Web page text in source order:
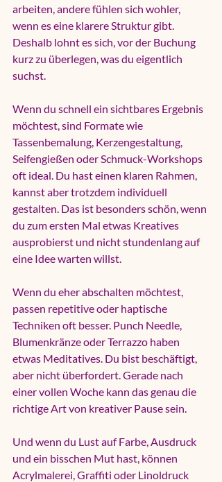
arbeiten, andere fühlen sich wohler,
wenn es eine klarere Struktur gibt.
Deshalb lohnt es sich, vor der Buchung
kurz zu überlegen, was du eigentlich
suchst.
Wenn du schnell ein sichtbares Ergebnis
möchtest, sind Formate wie
Tassenbemalung, Kerzengestaltung,
Seifengießen oder Schmuck-Workshops
oft ideal. Du hast einen klaren Rahmen,
kannst aber trotzdem individuell
gestalten. Das ist besonders schön, wenn
du zum ersten Mal etwas Kreatives
ausprobierst und nicht stundenlang auf
eine Idee warten willst.
Wenn du eher abschalten möchtest,
passen repetitive oder haptische
Techniken oft besser. Punch Needle,
Blumenkränze oder Terrazzo haben
etwas Meditatives. Du bist beschäftigt,
aber nicht überfordert. Gerade nach
einer vollen Woche kann das genau die
richtige Art von kreativer Pause sein.
Und wenn du Lust auf Farbe, Ausdruck
und ein bisschen Mut hast, können
Acrylmalerei, Graffiti oder Linoldruck